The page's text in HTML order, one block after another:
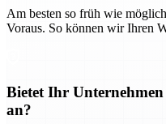
Am besten so früh wie
Voraus. So können wir Ihren
Bietet Ihr
an?